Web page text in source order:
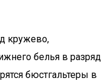
кружево,
белья в разряд
бюстгальтеры в